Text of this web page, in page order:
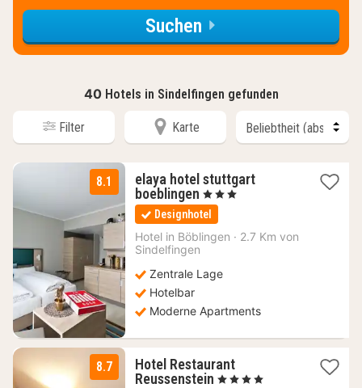
Suchen
40 Hotels in Sindelfingen gefunden
Filter Karte
8.1
elaya hotel stuttgart
boeblingen 1
Nacht
ab
56
, 3 Sterne
Designhotel
Hotel in Böblingen · 2.7 Km von
Sindelfingen
Zentrale Lage
Hotelbar
Moderne Apartments
8.7
Hotel Restaurant
Reussenstein 2
, 4 Sterne